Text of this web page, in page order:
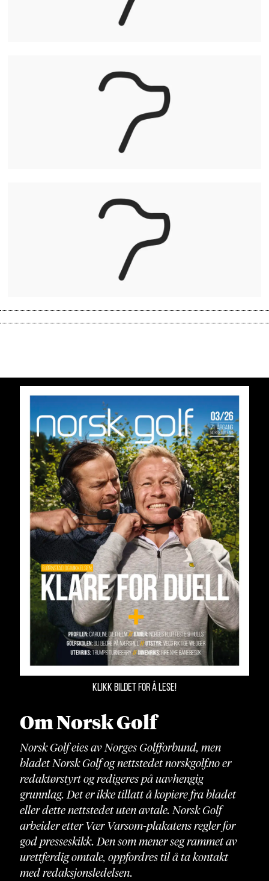
KLIKK BILDET FOR Å LESE!
Om Norsk Golf
Norsk Golf eies av Norges Golfforbund, men
bladet Norsk Golf og nettstedet norskgolf.no er
redaktørstyrt og redigeres på uavhengig
grunnlag. Det er ikke tillatt å kopiere fra bladet
eller dette nettstedet uten avtale. Norsk Golf
arbeider etter Vær Varsom-plakatens regler for
god presseskikk. Den som mener seg rammet av
urettferdig omtale, oppfordres til å ta kontakt
med redaksjonsledelsen.